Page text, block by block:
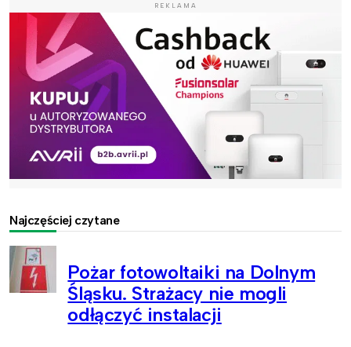
REKLAMA
Najczęściej czytane
Pożar fotowoltaiki na Dolnym
Śląsku. Strażacy nie mogli
odłączyć instalacji